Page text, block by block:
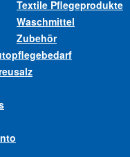
Textile Pflegeprodukte
Waschmittel
Zubehör